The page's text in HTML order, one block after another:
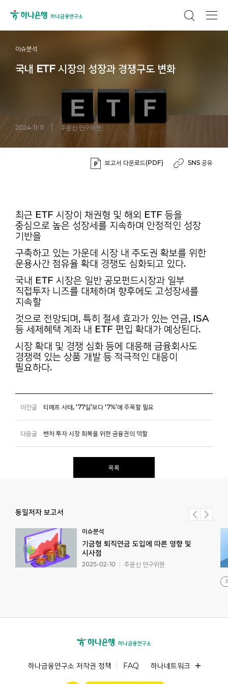
이슈분석
국내 ETF 시장의 성장과 경쟁구도 변화
2024-11-11 주윤신 연구위원
보고서 다운로드(PDF) SNS 공유
최근 ETF 시장이 채권형 및 해외 ETF 등을
중심으로 높은 성장세를 지속하며 안정적인 성장
기반을
구축하고 있는 가운데 시장 내 주도권 확보를 위한
운용사간 점유율 확대 경쟁도 심화되고 있다.
국내 ETF 시장은 일반 공모펀드시장과 일부
직접투자 니즈를 대체하며 향후에도 고성장세를
지속할
것으로 전망되며, 특히 절세 효과가 있는 연금, ISA
등 세제혜택 계좌 내 ETF 편입 확대가 예상된다.
시장 확대 및 경쟁 심화 등에 대응해 금융회사도
경쟁력 있는 상품 개발 등 적극적인 대응이
필요하다.
이전글 티메프 사태, ‘77일’보다 ‘7%’에 주목할 필요
다음글 벤처 투자 시장 회복을 위한 금융권의 역할
목록
동일저자 보고서
이슈분석
기금형 퇴직연금 도입에 따른 영향 및
시사점
2025-02-10 주윤신 연구위원
하나금융연구소 저작권 정책 FAQ 하나네트워크